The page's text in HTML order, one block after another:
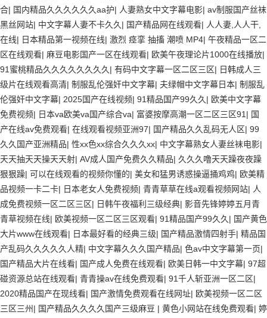
合| 国内精品久久久久久久aa护| 人妻熟女中文字幕电影| av制服国产丝袜
黑丝网站| 中文字幕人妻不卡久久 | 国产精品网在线观看| 人人妻,人人干,
在线| 日本精品第一视频在线| 激烈 痉挛 抽搐 潮喷 MP4| 午夜精品一区二
区在线观看| 麻豆电影国产一区在线观看| 欧美午夜理论片1000在线播放|
91蜜桃精品久久久久久久久久 | 有码中文字幕一区二区三区| 日韩成人三
级片在线观看高清| 制服乱伦强奸中文字幕| 夫绿帽中文字幕日本| 制服乱
伦强奸中文字幕| 2025国产在线视频| 91精品国产99久久 | 欧美中文字幕
免费视频| 日本va欧美va国产综合va| 富婆按摩高潮一区二区三区91 | 国
产在线av免费观看| 在线观看视频亚洲97| 国产精品久久乱码无人区| 99
久久国产亚洲精品| 性xx色xx综合久久久xx| 中文字幕熟女人妻丝袜电影|
天天抽天天操天天射| AV成人国产免费久久精品| 久久久噜天天躁夜夜躁
狠狠躁| 可以在线观看的视频你懂的| 美女和猛男诱惑操逼捅鸡鸡| 欧美精
品视频一卡二卡| 日本老女人免费视频| 青青草草在线a观看视频网站| 人
成免费视频一区二区三区| 日韩午夜福利三级经典| 影音先锋婷婷五月青
青草视频在线| 欧美视频一区二区三区观看| 91精品国产99久久 | 国产黄色
大片www在线观看| 日本最好看的经典三级| 国产精品激情四射手| 精品国
产乱码久久久久久人精| 中文字幕久久久国产精品| 色av中文字幕第一页|
国产精品大片在线看| 国产成人免费在线观看| 欧美日韩一中文字幕| 97超
碰资源总站在线观看| 青青操av在线免费观看| 91千人斩亚洲一区二区|
2020精品国产在现线看| 国产激情免费观看在线网址| 欧美视频一区二区
三区三州 | 国产精品久久久久国产三级麻豆 | 黄色小网站在线免费观看| 婷